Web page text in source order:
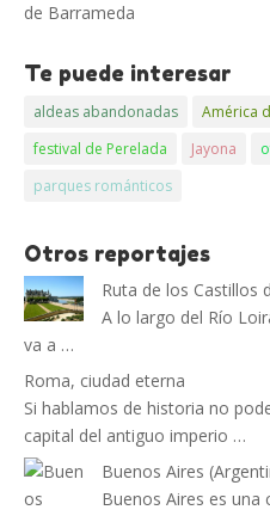
de Barrameda
Te puede interesar
aldeas abandonadas América
festival de Perelada
Jayona
parques románticos
Otros reportajes
Ruta de los Castillos
A lo largo del Río
va a …
Roma, ciudad eterna
Si hablamos de historia no
capital del antiguo imperio …
Buenos Aires
Buenos Aires es una